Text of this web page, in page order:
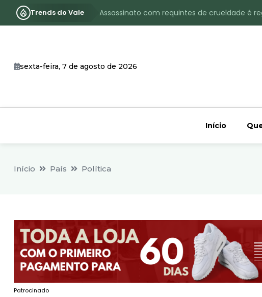
Trends do Vale
Assassinato com requintes de crueldade é
sexta-feira, 7 de agosto de 2026
Início
Início País Política
Patrocinado